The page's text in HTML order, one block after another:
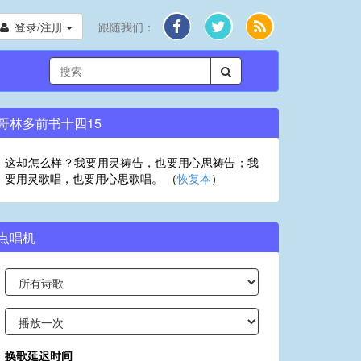
登录/注册 跟随我们：
林多前书十四15
这却怎么样？我要用灵祷告，也要用心思祷告；我
要用灵歌唱，也要用心思歌唱。 （恢复本）
唱机
换歌延迟时间